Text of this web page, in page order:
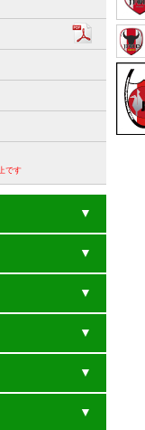
です